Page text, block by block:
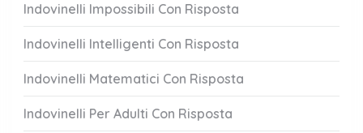
Indovinelli Impossibili Con Risposta
Indovinelli Intelligenti Con Risposta
Indovinelli Matematici Con Risposta
Indovinelli Per Adulti Con Risposta